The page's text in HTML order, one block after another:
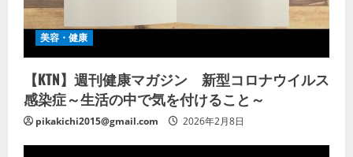
美容・健康
【KTN】週刊健康マガジン 新型コロナウイルス
感染症～生活の中で気を付けること～
pikakichi2015@gmail.com 2026年2月8日